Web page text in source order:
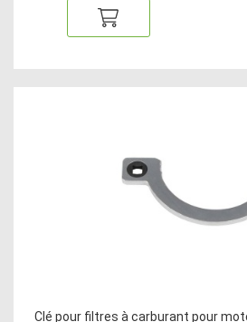
Clé pour filtres à carburant pour